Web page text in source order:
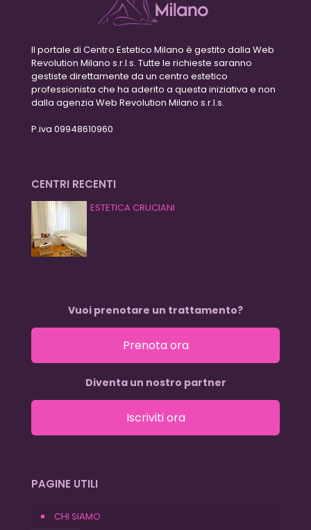
Il portale di Centro Estetico Milano è gestito dalla Web
Revolution Milano s.r.l.s. Tutte le richieste saranno
gestiste direttamente da un centro estetico
professionista che ha aderito a questa iniziativa e non
dalla agenzia Web Revolution Milano s.r.l.s.
P.iva 09948610960
CENTRI RECENTI
ESTETICA CRUCIANI
Vuoi prenotare un trattamento?
Prenota ora
Diventa un nostro partner
Iscriviti ora
PAGINE UTILI
CHI SIAMO